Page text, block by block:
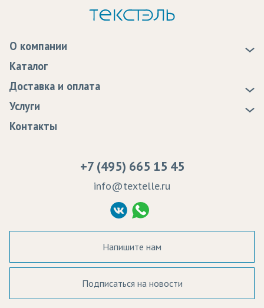
Флаги интерьерные
Фотошторы
Шторы
О компании
Статьи
Программа лояльности
Сертификаты качества
Судебные решения
Политика Конфиденциальности
Согласие на обработку ПД
Каталог
Доставка и оплата
Доставка
Оплата
Возврат
Услуги
Образцы
Контакты
+7 (495) 665 15 45
info@textelle.ru
Напишите нам
Подписаться на новости